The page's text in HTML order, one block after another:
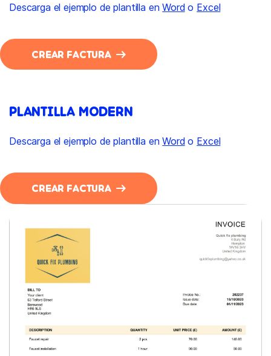
Descarga el ejemplo de plantilla enWord o Excel
CREAR FACTURA
PLANTILLA MODERN
Descarga el ejemplo de plantilla enWord o Excel
CREAR FACTURA